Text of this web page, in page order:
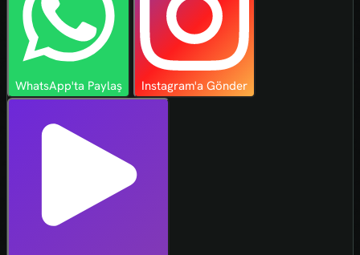
WhatsApp'ta Paylaş Instagram'a Gönder